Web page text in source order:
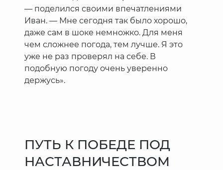
— поделился своими впечатлениями
Иван. — Мне сегодня так было хорошо,
даже сам в шоке немножко. Для меня
чем сложнее погода, тем лучше. Я это
уже не раз проверял на себе. В
подобную погоду очень уверенно
держусь».
ПУТЬ К ПОБЕДЕ ПОД
НАСТАВНИЧЕСТВОМ